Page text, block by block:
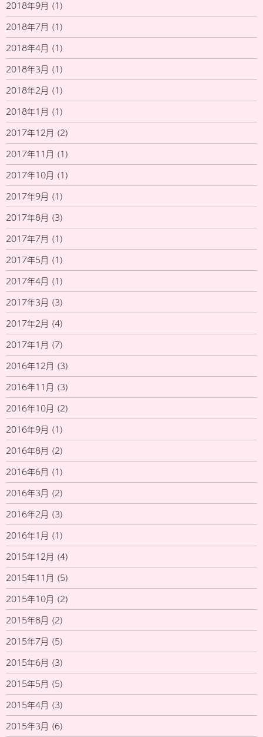
2018年9月 (1)
2018年7月 (1)
2018年4月 (1)
2018年3月 (1)
2018年2月 (1)
2018年1月 (1)
2017年12月 (2)
2017年11月 (1)
2017年10月 (1)
2017年9月 (1)
2017年8月 (3)
2017年7月 (1)
2017年5月 (1)
2017年4月 (1)
2017年3月 (3)
2017年2月 (4)
2017年1月 (7)
2016年12月 (3)
2016年11月 (3)
2016年10月 (2)
2016年9月 (1)
2016年8月 (2)
2016年6月 (1)
2016年3月 (2)
2016年2月 (3)
2016年1月 (1)
2015年12月 (4)
2015年11月 (5)
2015年10月 (2)
2015年8月 (2)
2015年7月 (5)
2015年6月 (3)
2015年5月 (5)
2015年4月 (3)
2015年3月 (6)